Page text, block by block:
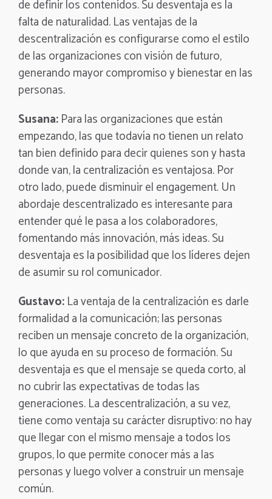
de definir los contenidos. Su desventaja es la
falta de naturalidad. Las ventajas de la
descentralización es configurarse como el estilo
de las organizaciones con visión de futuro,
generando mayor compromiso y bienestar en las
personas.
Susana:Para las organizaciones que están
empezando, las que todavía no tienen un relato
tan bien definido para decir quienes son y hasta
donde van, la centralización es ventajosa. Por
otro lado, puede disminuir el engagement. Un
abordaje descentralizado es interesante para
entender qué le pasa a los colaboradores,
fomentando más innovación, más ideas. Su
desventaja es la posibilidad que los líderes dejen
de asumir su rol comunicador.
Gustavo:La ventaja de la centralización es darle
formalidad a la comunicación; las personas
reciben un mensaje concreto de la organización,
lo que ayuda en su proceso de formación. Su
desventaja es que el mensaje se queda corto, al
no cubrir las expectativas de todas las
generaciones. La descentralización, a su vez,
tiene como ventaja su carácter disruptivo: no hay
que llegar con el mismo mensaje a todos los
grupos, lo que permite conocer más a las
personas y luego volver a construir un mensaje
común.